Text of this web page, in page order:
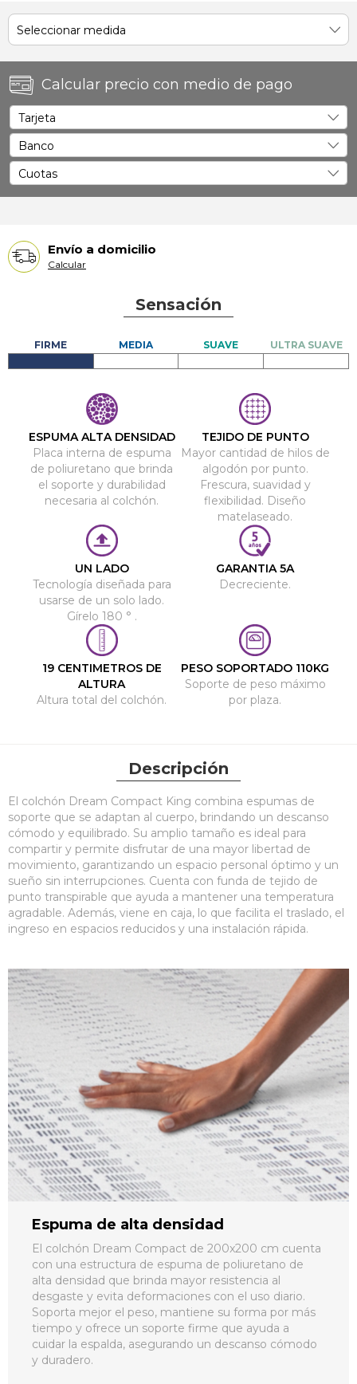
Calcular precio con medio de pago
Envío a domicilio
Calcular
Sensación
ESPUMA ALTA DENSIDAD
Placa interna de espuma
de poliuretano que brinda
el soporte y durabilidad
necesaria al colchón.
TEJIDO DE PUNTO
Mayor cantidad de hilos de
algodón por punto.
Frescura, suavidad y
flexibilidad. Diseño
matelaseado.
UN LADO
Tecnología diseñada para
usarse de un solo lado.
Gírelo 180 ° .
GARANTIA 5A
Decreciente.
19 CENTIMETROS DE
ALTURA
Altura total del colchón.
PESO SOPORTADO 110KG
Soporte de peso máximo
por plaza.
Descripción
El colchón Dream Compact King combina espumas de
soporte que se adaptan al cuerpo, brindando un descanso
cómodo y equilibrado. Su amplio tamaño es ideal para
compartir y permite disfrutar de una mayor libertad de
movimiento, garantizando un espacio personal óptimo y un
sueño sin interrupciones. Cuenta con funda de tejido de
punto transpirable que ayuda a mantener una temperatura
agradable. Además, viene en caja, lo que facilita el traslado, el
ingreso en espacios reducidos y una instalación rápida.
Espuma de alta densidad
El colchón Dream Compact de 200x200 cm cuenta
con una estructura de espuma de poliuretano de
alta densidad que brinda mayor resistencia al
desgaste y evita deformaciones con el uso diario.
Soporta mejor el peso, mantiene su forma por más
tiempo y ofrece un soporte firme que ayuda a
cuidar la espalda, asegurando un descanso cómodo
y duradero.